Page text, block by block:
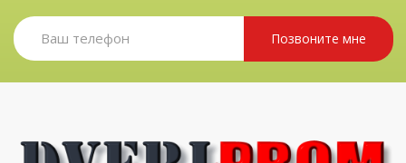
Позвоните мне